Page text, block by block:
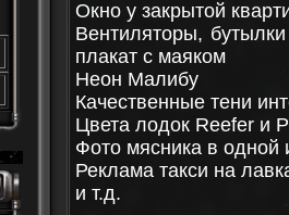
Окно у закрытой
Вентиляторы,
плакат с маяком
Неон Малибу
Качественные тени
Цвета лодок Reefer и
Фото мясника в одной
Реклама такси на
и т.д.